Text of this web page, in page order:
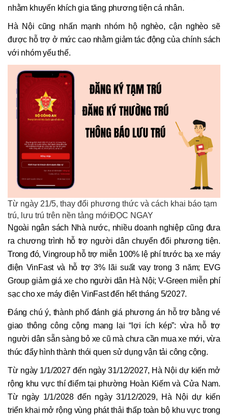
nhằm khuyến khích gia tăng phương tiện cá nhân.
Hà Nội cũng nhấn mạnh nhóm hộ nghèo, cận nghèo sẽ
được hỗ trợ ở mức cao nhằm giảm tác động của chính sách
với nhóm yếu thế.
Từ ngày 21/5, thay đổi phương thức và cách khai báo tạm
trú, lưu trú trên nền tảng mớiĐỌC NGAY
Ngoài ngân sách Nhà nước, nhiều doanh nghiệp cũng đưa
ra chương trình hỗ trợ người dân chuyển đổi phương tiện.
Trong đó, Vingroup hỗ trợ miễn 100% lệ phí trước bạ xe máy
điện VinFast và hỗ trợ 3% lãi suất vay trong 3 năm; EVG
Group giảm giá xe cho người dân Hà Nội; V-Green miễn phí
sạc cho xe máy điện VinFast đến hết tháng 5/2027.
Đáng chú ý, thành phố đánh giá phương án hỗ trợ bằng vé
giao thông công cộng mang lại “lợi ích kép”: vừa hỗ trợ
người dân sẵn sàng bỏ xe cũ mà chưa cần mua xe mới, vừa
thúc đẩy hình thành thói quen sử dụng vận tải công cộng.
Từ ngày 1/1/2027 đến ngày 31/12/2027, Hà Nội dự kiến mở
rộng khu vực thí điểm tại phường Hoàn Kiếm và Cửa Nam.
Từ ngày 1/1/2028 đến ngày 31/12/2029, Hà Nội dự kiến
triển khai mở rộng vùng phát thải thấp toàn bộ khu vực trong